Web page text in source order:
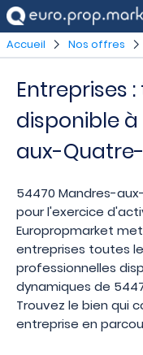
Accueil Nos offres
Entreprises
disponible
aux-
54470 Mandres-
pour l'exercice
Europropmarket
entreprises toutes
professionnelles
dynamiques de
Trouvez le bien qui
entreprise en